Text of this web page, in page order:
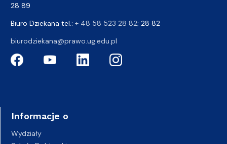
28 89
Biuro Dziekana tel.: + 48 58 523 28 82; 28 82
biurodziekana@prawo.ug.edu.pl
Informacje o
Wydziały